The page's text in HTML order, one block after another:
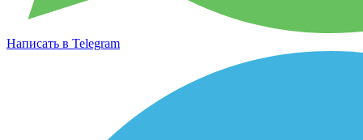
Написать в Telegram